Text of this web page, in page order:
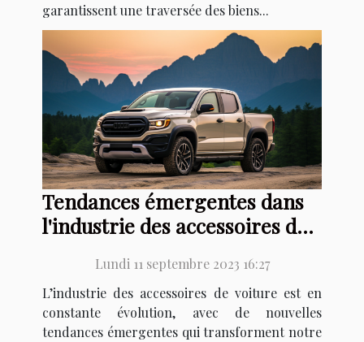
garantissent une traversée des biens...
Tendances émergentes dans
l'industrie des accessoires de
Lundi 11 septembre 2023 16:27
L’industrie des accessoires de voiture est en
constante évolution, avec de nouvelles
tendances émergentes qui transforment notre